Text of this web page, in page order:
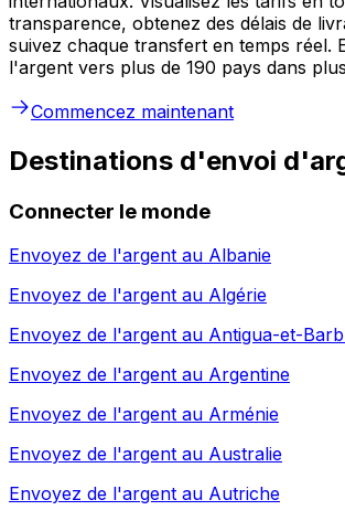
transparence, obtenez des délais de
suivez chaque transfert en temps réel.
l'argent vers plus de 190 pays dans
Commencez maintenant
Destinations d'envoi
Connecter le monde
Envoyez de l'argent au Albanie
Envoyez de l'argent au Algérie
Envoyez de l'argent au Antigua-et-
Envoyez de l'argent au Argentine
Envoyez de l'argent au Arménie
Envoyez de l'argent au Australie
Envoyez de l'argent au Autriche